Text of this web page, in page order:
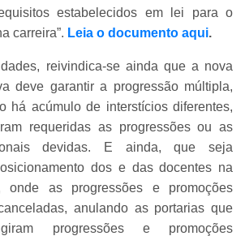
estabelecidos em lei para o
carreira”. Leia o documento aqui.
reivindica-se ainda que a nova
deve garantir a progressão múltipla,
há acúmulo de interstícios diferentes,
requeridas as progressões ou as
devidas. E ainda, que seja
dos e das docentes na
onde as progressões e promoções
anulando as portarias que
progressões e promoções